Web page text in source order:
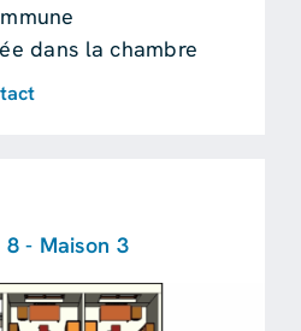
dans la chambre
- Maison 3